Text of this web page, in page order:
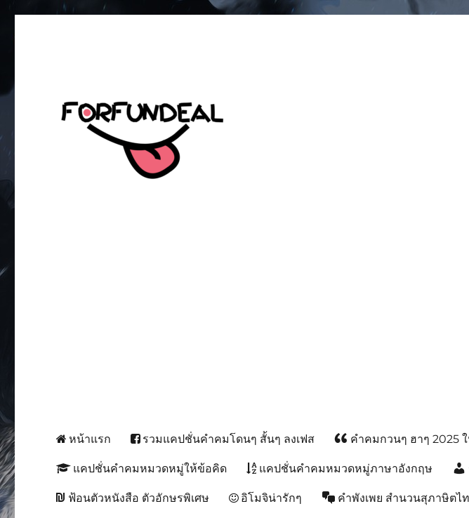
หน้าแรก รวมแคปชั่นคำคมโดนๆ สั้นๆ ลงเฟส คำคมกวนๆ ฮาๆ 2025
แคปชั่นคำคมหมวดหมู่ให้ข้อคิด แคปชั่นคำคมหมวดหมู่ภาษาอังกฤษ
ฟ้อนตัวหนังสือ ตัวอักษรพิเศษ อิโมจิน่ารักๆ คำพังเพย สำนวนสุภาษิตไ